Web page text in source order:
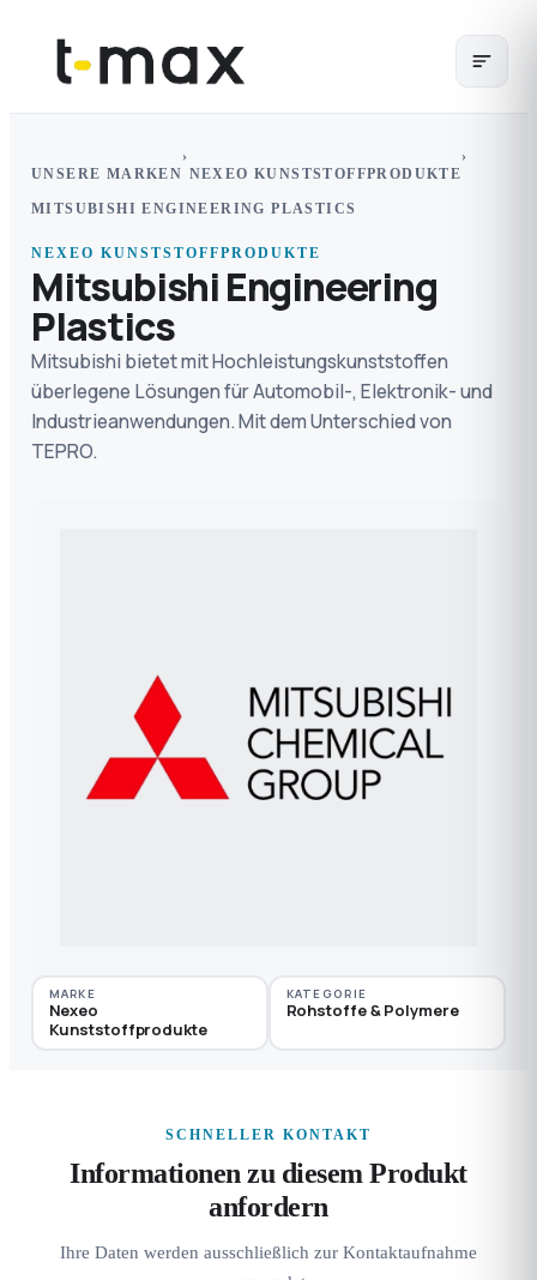
UNSERE MARKEN
›
NEXEO KUNSTSTOFFPRODUKTE
›
MITSUBISHI ENGINEERING PLASTICS
NEXEO KUNSTSTOFFPRODUKTE
Mitsubishi Engineering
Plastics
Mitsubishi bietet mit Hochleistungskunststoffen
überlegene Lösungen für Automobil-, Elektronik- und
Industrieanwendungen. Mit dem Unterschied von
TEPRO.
MARKE
Nexeo
Kunststoffprodukte
KATEGORIE
Rohstoffe & Polymere
SCHNELLER KONTAKT
Informationen zu diesem Produkt
anfordern
Ihre Daten werden ausschließlich zur Kontaktaufnahme